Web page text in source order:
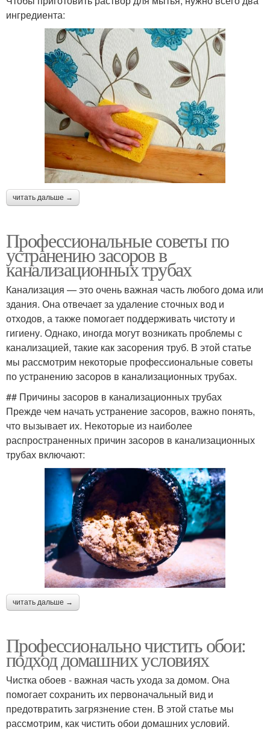
ингредиента:
читать дальше →
Профессиональные советы по
устранению засоров в
канализационных трубах
Канализация — это очень важная часть любого дома или
здания. Она отвечает за удаление сточных вод и
отходов, а также помогает поддерживать чистоту и
гигиену. Однако, иногда могут возникать проблемы с
канализацией, такие как засорения труб. В этой статье
мы рассмотрим некоторые профессиональные советы
по устранению засоров в канализационных трубах.
## Причины засоров в канализационных трубах
Прежде чем начать устранение засоров, важно понять,
что вызывает их. Некоторые из наиболее
распространенных причин засоров в канализационных
трубах включают:
читать дальше →
Профессионально чистить обои:
подход домашних условиях
Чистка обоев - важная часть ухода за домом. Она
помогает сохранить их первоначальный вид и
предотвратить загрязнение стен. В этой статье мы
рассмотрим, как чистить обои домашних условий.